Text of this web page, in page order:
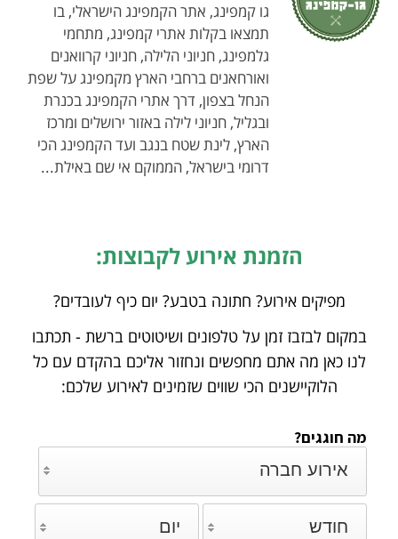
גו קמפינג, אתר הקמפינג הישראלי, בו
תמצאו בקלות אתרי קמפינג, מתחמי
גלמפינג, חניוני הלילה, חניוני קרוואנים
ואורחאנים ברחבי הארץ מקמפינג על שפת
הנחל בצפון, דרך אתרי הקמפינג בכנרת
ובגליל, חניוני לילה באזור ירושלים ומרכז
הארץ, לינת שטח בנגב ועד הקמפינג הכי
דרומי בישראל, הממוקם אי שם באילת...
הזמנת אירוע לקבוצות:
מפיקים אירוע? חתונה בטבע? יום כיף לעובדים?
במקום לבזבז זמן על טלפונים ושיטוטים ברשת - תכתבו
לנו כאן מה אתם מחפשים ונחזור אליכם בהקדם עם כל
הלוקיישנים הכי שווים שזמינים לאירוע שלכם:
מה חוגגים?
אירוע חברה
חודש יום